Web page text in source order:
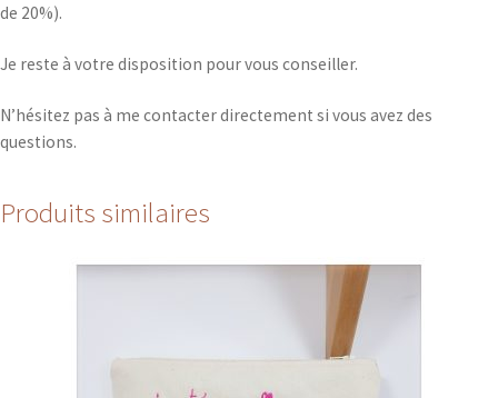
de 20%).
Je reste à votre disposition pour vous conseiller.
N’hésitez pas à me contacter directement si vous avez des
questions.
Produits similaires